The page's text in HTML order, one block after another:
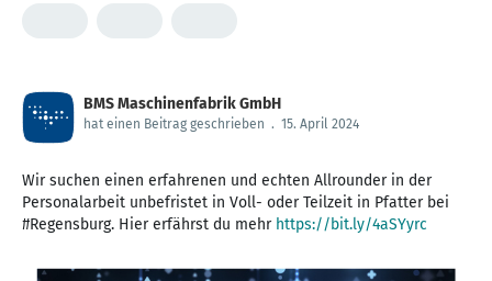
BMS Maschinenfabrik GmbH
hat einen Beitrag geschrieben . 15. April 2024
Wir suchen einen erfahrenen und echten Allrounder in der
Personalarbeit unbefristet in Voll- oder Teilzeit in Pfatter bei
#Regensburg. Hier erfährst du mehr https://bit.ly/4aSYyrc